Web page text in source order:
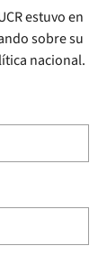
estuvo en
sobre su
nacional.